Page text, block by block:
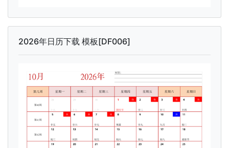
2026年日历下载 模板[DF006]